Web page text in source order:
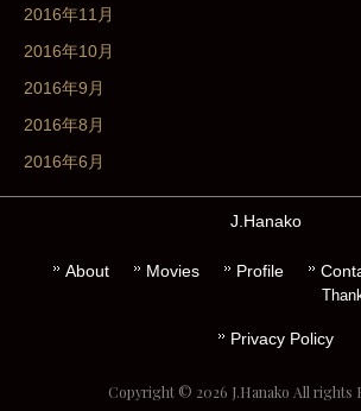
2016年11月
2016年10月
2016年9月
2016年8月
2016年6月
J.Hanako
About Movies Profile
Privacy Policy
Copyright © 2026 J.Hanako All rights